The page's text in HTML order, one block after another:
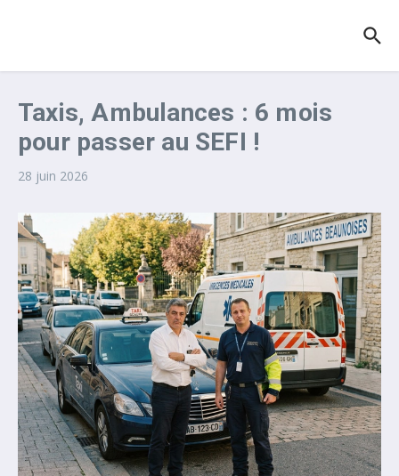
Taxis, Ambulances : 6 mois
pour passer au SEFI !
28 juin 2026